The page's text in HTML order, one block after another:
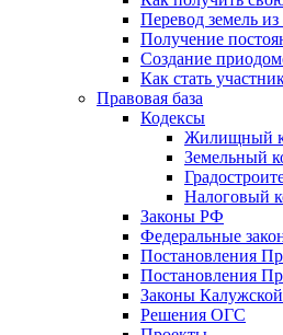
Перевод земель
Получение
Создание
Как стать
Правовая база
Кодексы
Жилищный
Земельный
Налоговый
Законы РФ
Федеральные
Постановления
Постановления
Законы Калужской
Решения ОГС